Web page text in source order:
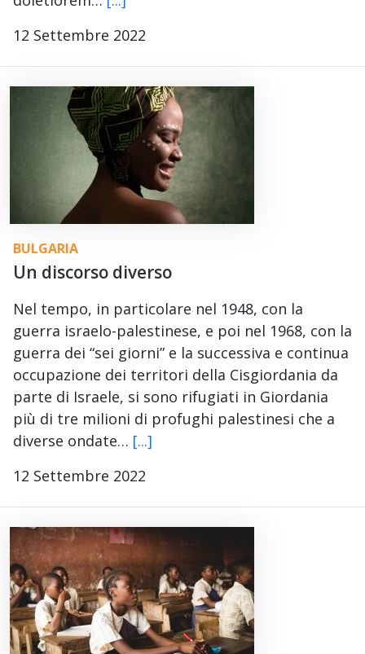
12 Settembre 2022
BULGARIA
Un discorso diverso
Nel tempo, in particolare nel 1948, con la
guerra israelo-palestinese, e poi nel 1968, con la
guerra dei “sei giorni” e la successiva e continua
occupazione dei territori della Cisgiordania da
parte di Israele, si sono rifugiati in Giordania
più di tre milioni di profughi palestinesi che a
diverse ondate… [...]
12 Settembre 2022